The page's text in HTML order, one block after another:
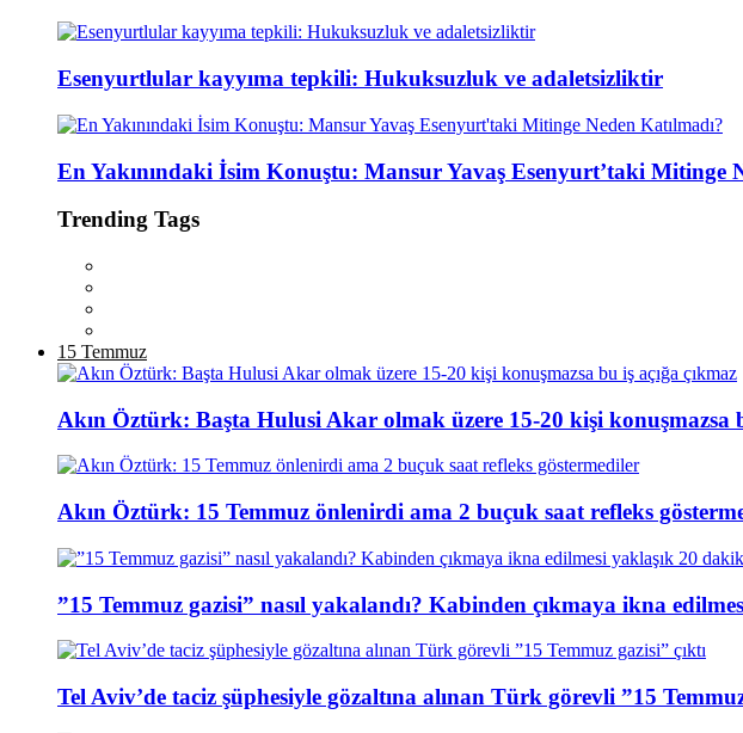
Esenyurtlular kayyıma tepkili: Hukuksuzluk ve adaletsizliktir
En Yakınındaki İsim Konuştu: Mansur Yavaş Esenyurt’taki Mitinge
Trending Tags
15 Temmuz
Akın Öztürk: Başta Hulusi Akar olmak üzere 15-20 kişi konuşmazsa
Akın Öztürk: 15 Temmuz önlenirdi ama 2 buçuk saat refleks
”15 Temmuz gazisi” nasıl yakalandı? Kabinden çıkmaya ikna
Tel Aviv’de taciz şüphesiyle gözaltına alınan Türk görevli ”15